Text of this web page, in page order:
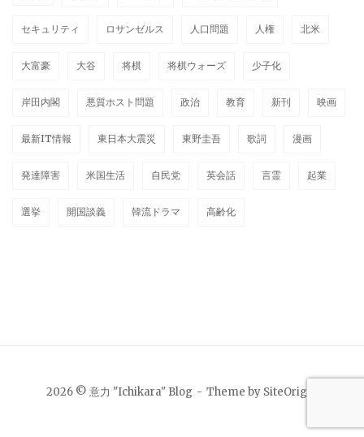
セキュリティ ロサンゼルス 人口問題 人権 北米
大富豪 大谷 将棋 将棋ウォーズ 少子化
岸田内閣 悪質ホスト問題 政治 教育 新刊 映画
最新IT情報 東日本大震災 東野圭吾 歌詞 漫画
発達障害 米国生活 自民党 英会話 言霊 起業
選挙 開国談義 韓流ドラマ 高齢化
2026 © 意力 "Ichikara" Blog Theme by SiteOrigin